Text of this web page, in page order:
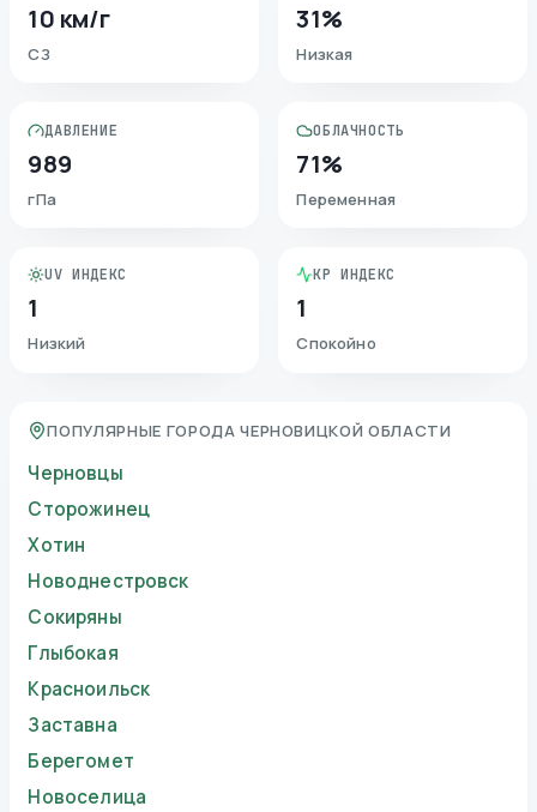
10 км/г
СЗ
31%
Низкая
ДАВЛЕНИЕ
989
гПа
ОБЛАЧНОСТЬ
71%
Переменная
UV ИНДЕКС
1
Низкий
KP ИНДЕКС
1
Спокойно
ПОПУЛЯРНЫЕ ГОРОДА ЧЕРНОВИЦКОЙ ОБЛАСТИ
Черновцы
Сторожинец
Хотин
Новоднестровск
Сокиряны
Глыбокая
Красноильск
Заставна
Берегомет
Новоселица